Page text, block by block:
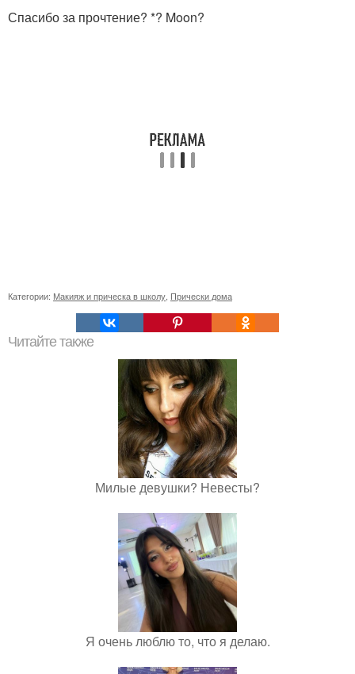
Спасибо за прочтение? *? Moon?
Категории: Макияж и прическа в школу Прически дома
Читайте также
Милые девушки? Невесты?
Я очень люблю то, что я делаю.